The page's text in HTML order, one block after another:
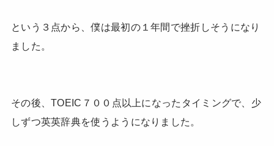
という３点から、僕は最初の１年間で挫折しそうになり
ました。
その後、TOEIC７００点以上になったタイミングで、少
しずつ英英辞典を使うようになりました。